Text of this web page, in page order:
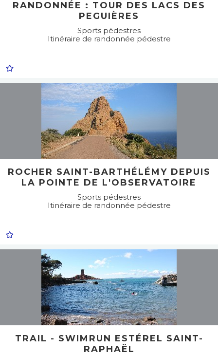
RANDONNÉE : TOUR DES LACS DES
PEGUIÈRES
Sports pédestres
Itinéraire de randonnée pédestre
ROCHER SAINT-BARTHÉLÉMY DEPUIS
LA POINTE DE L'OBSERVATOIRE
Sports pédestres
Itinéraire de randonnée pédestre
TRAIL - SWIMRUN ESTÉREL SAINT-
RAPHAËL